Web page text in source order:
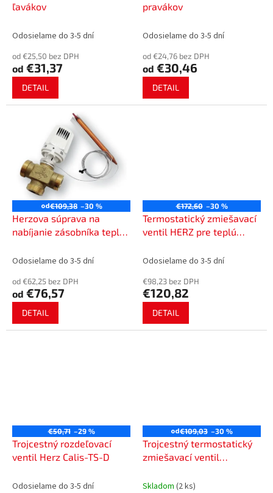
ľavákov
Odosielame do 3-5 dní
od €25,50 bez DPH
od €31,37
DETAIL
pravákov
Odosielame do 3-5 dní
od €24,76 bez DPH
od €30,46
DETAIL
od€109,38 –30 %
Herzova súprava na
nabíjanie zásobníka teplej
Odosielame do 3-5 dní
od €62,25 bez DPH
od €76,57
DETAIL
€172,60 –30 %
Termostatický zmiešavací
ventil HERZ pre teplú
Odosielame do 3-5 dní
€98,23 bez DPH
€120,82
DETAIL
€50,71 –29 %
Trojcestný rozdeľovací
ventil Herz Calis-TS-D
Odosielame do 3-5 dní
od€109,03 –30 %
Trojcestný termostatický
zmiešavací ventil
Skladom (2 ks)